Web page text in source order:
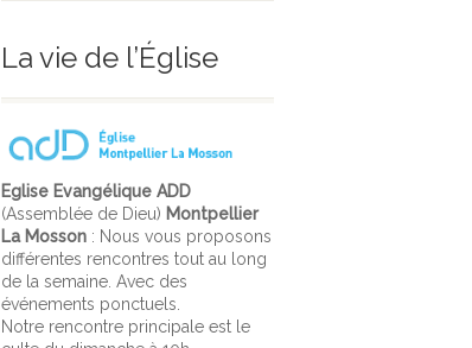
La vie de l’Église
Eglise Evangélique ADD
(Assemblée de Dieu) Montpellier
La Mosson : Nous vous proposons
différentes rencontres tout au long
de la semaine. Avec des
événements ponctuels.
Notre rencontre principale est le